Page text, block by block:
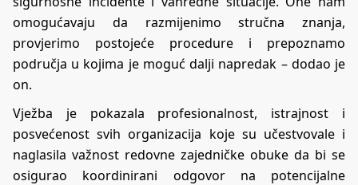
omogućavaju da razmijenimo stručna znanja,
provjerimo postojeće procedure i prepoznamo
područja u kojima je moguć dalji napredak – dodao je
on.
Vježba je pokazala profesionalnost, istrajnost i
posvećenost svih organizacija koje su učestvovale i
naglasila važnost redovne zajedničke obuke da bi se
osigurao koordinirani odgovor na potencijalne